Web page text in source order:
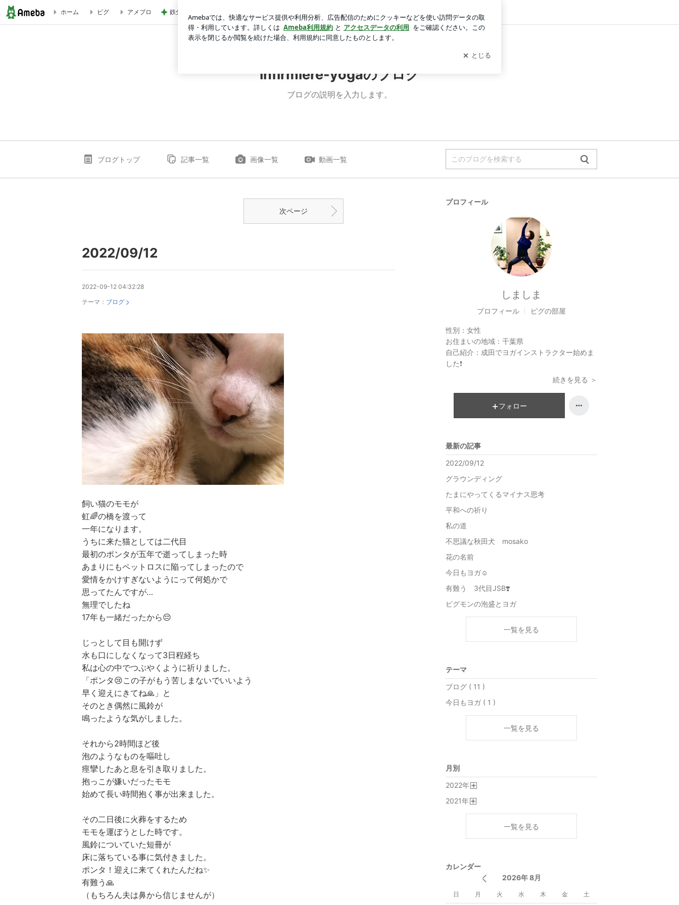
ホーム ピグ アメブロ 鉄分はレバーと延々と話す母 ログイン
infirmiere-yogaのブログ
ブログの説明を入力します。
ブログトップ 記事一覧 画像一覧 動画一覧
次ページ
2022/09/12
2022-09-12 04:32:28
テーマ： ブログ
飼い猫のモモが
虹🌈の橋を渡って
一年になります。
うちに来た猫としては二代目
最初のポンタが五年で逝ってしまった時
あまりにもペットロスに陥ってしまったので
愛情をかけすぎないようにって何処かで
思ってたんですが…
無理でしたね
17年も一緒だったから😔
じっとして目も開けず
水も口にしなくなって3日程経ち
私は心の中でつぶやくように祈りました。
「ポンタ😢この子がもう苦しまないでいいよう
早く迎えにきてね🙏」と
そのとき偶然に風鈴が
鳴ったような気がしました。
それから2時間ほど後
泡のようなものを嘔吐し
痙攣したあと息を引き取りました。
抱っこが嫌いだったモモ
始めて長い時間抱く事が出来ました。
その二日後に火葬をするため
モモを運ぼうとした時です。
風鈴についていた短冊が
床に落ちている事に気付きました。
ポンタ！迎えに来てくれたんだね✨
有難う🙏
（もちろん夫は鼻から信じませんが）
プロフィール
しましま
プロフィール ピグの部屋
性別： 女性
お住まいの地域： 千葉県
自己紹介： 成田でヨガインストラクター始めま
した❗️
続きを見る ＞
フォロー
最新の記事
2022/09/12
グラウンディング
たまにやってくるマイナス思考
平和への祈り
私の道
不思議な秋田犬 mosako
花の名前
今日もヨガ☺️
有難う 3代目JSB❣️
ピグモンの泡盛とヨガ
一覧を見る
テーマ
ブログ ( 11 )
今日もヨガ ( 1 )
一覧を見る
月別
2022年
2021年
一覧を見る
カレンダー
2026年 8月
日 月 火 水 木 金 土